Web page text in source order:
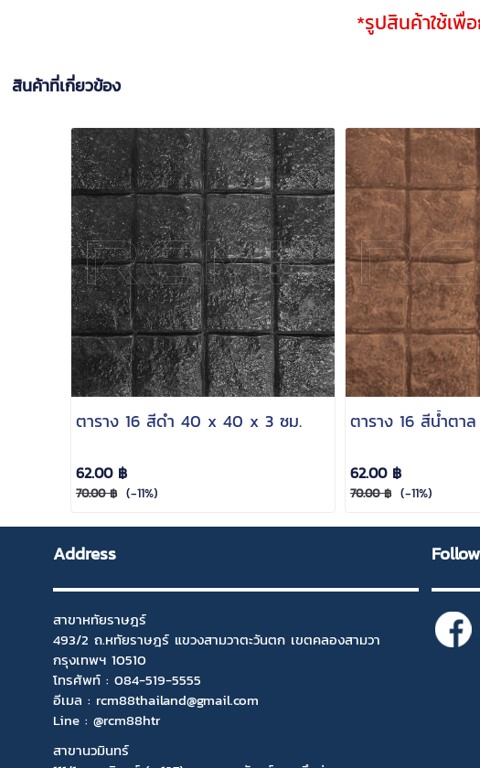
*รูปสินค้าใช้เพื่
สินค้าที่เกี่ยวข้อง
ตาราง 16 สีดำ 40 x 40 x 3 ซม.
62.00 ฿
70.00 ฿ (-11%)
ตาราง 16 สีน้ำต
62.00 ฿
70.00 ฿ (-11%)
Address
สาขาหทัยราษฎร์
493/2 ถ.หทัยราษฎร์ แขวงสามวาตะวันตก เขตคลองสามวา
กรุงเทพฯ 10510
โทรศัพท์ : 084-519-5555
อีเมล : rcm88thailand@gmail.com
Line : @rcm88htr
สาขานวมินทร์